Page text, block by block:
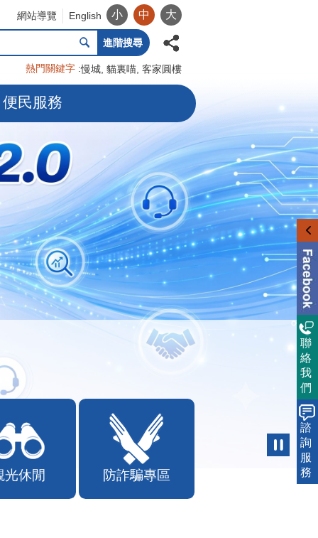
網站導覽 English 小 中 大
進階搜尋
熱門關鍵字 慢城 貓裏喵 客家圓樓
便民服務
光休閒 防詐騙專區
聯
絡
我
們
諮
詢
服
務